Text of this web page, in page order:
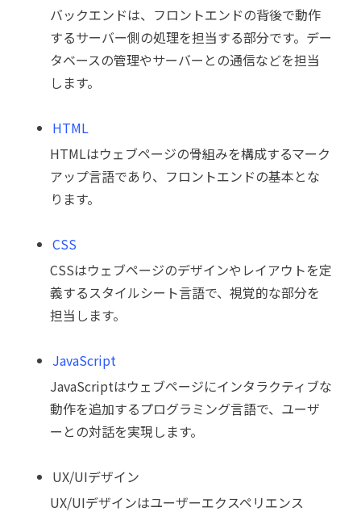
バックエンドは、フロントエンドの背後で動作
するサーバー側の処理を担当する部分です。デー
タベースの管理やサーバーとの通信などを担当
します。
HTML
HTMLはウェブページの骨組みを構成するマーク
アップ言語であり、フロントエンドの基本とな
ります。
CSS
CSSはウェブページのデザインやレイアウトを定
義するスタイルシート言語で、視覚的な部分を
担当します。
JavaScript
JavaScriptはウェブページにインタラクティブな
動作を追加するプログラミング言語で、ユーザ
ーとの対話を実現します。
UX/UIデザイン
UX/UIデザインはユーザーエクスペリエンス